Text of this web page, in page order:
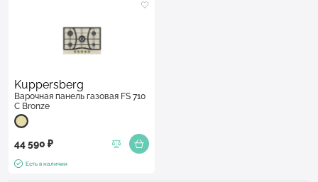
Kuppersberg
Варочная панель газовая FS 710
C Bronze
44 590 ₽
Есть в наличии